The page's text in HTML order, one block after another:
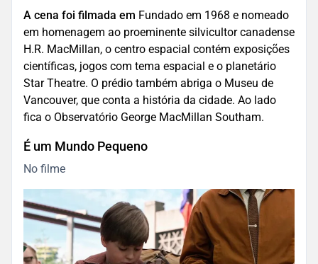
A cena foi filmada em Fundado em 1968 e nomeado
em homenagem ao proeminente silvicultor canadense
H.R. MacMillan, o centro espacial contém exposições
científicas, jogos com tema espacial e o planetário
Star Theatre. O prédio também abriga o Museu de
Vancouver, que conta a história da cidade. Ao lado
fica o Observatório George MacMillan Southam.
É um Mundo Pequeno
No filme